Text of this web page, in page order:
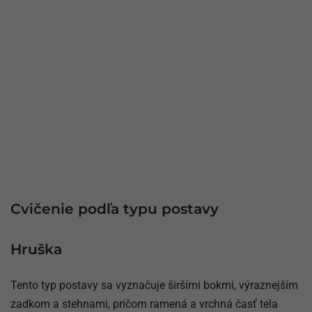
Cvičenie podľa typu postavy
Hruška
Tento typ postavy sa vyznačuje širšími bokmi, výraznejším
zadkom a stehnami, pričom ramená a vrchná časť tela